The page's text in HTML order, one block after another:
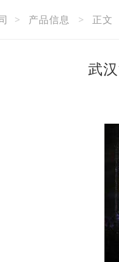
> 产品信息 > 正文
武